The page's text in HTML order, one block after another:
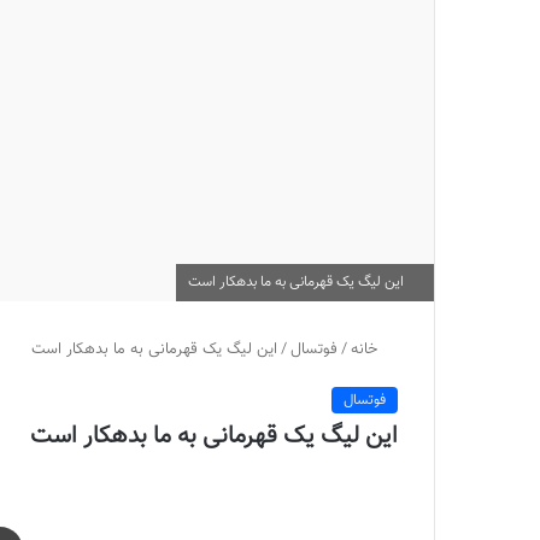
این لیگ یک قهرمانی به ما بدهکار است
خانه/ فوتسال/ این لیگ یک قهرمانی به ما بدهکار است
فوتسال
این لیگ یک قهرمانی به ما بدهکار است